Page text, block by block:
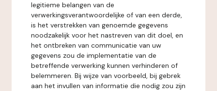
legitieme belangen van de
verwerkingsverantwoordelijke of van een derde,
is het verstrekken van genoemde gegevens
noodzakelijk voor het nastreven van dit doel, en
het ontbreken van communicatie van uw
gegevens zou de implementatie van de
betreffende verwerking kunnen verhinderen of
belemmeren. Bij wijze van voorbeeld, bij gebrek
aan het invullen van informatie die nodig zou zijn